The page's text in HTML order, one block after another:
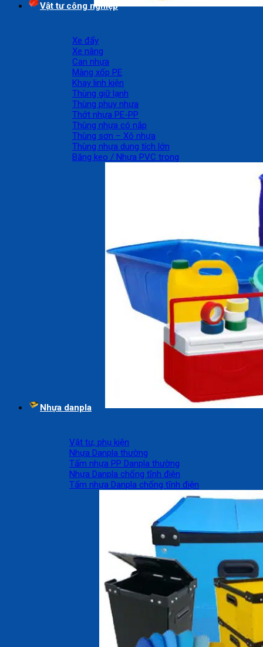
Vật tư công nghiệp
Xe đẩy
Xe nâng
Can nhựa
Màng xốp PE
Khay linh kiện
Thùng giữ lạnh
Thùng phuy nhựa
Thớt nhựa PE-PP
Thùng nhựa có nắp
Thùng sơn – Xô nhựa
Thùng nhựa dung tích lớn
Băng keo / Nhựa PVC trong
Nhựa danpla
Vật tư, phụ kiện
Nhựa Danpla thường
Tấm nhựa PP Danpla thường
Nhựa Danpla chống tĩnh điện
Tấm nhựa Danpla chống tĩnh điện